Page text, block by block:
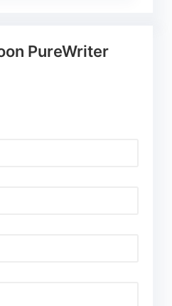
PureWriter